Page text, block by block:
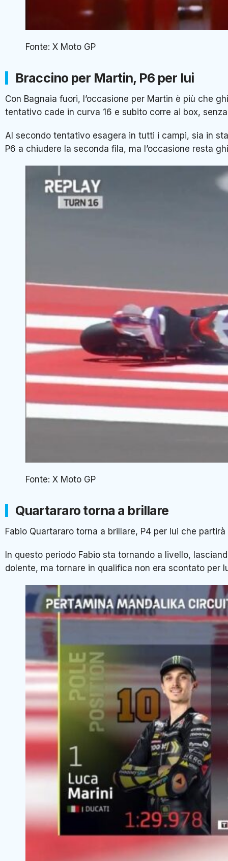
Fonte: X Moto GP
Braccino per Martin, P6 per lui
Con Bagnaia fuori, l’occasione per Martin è più che
tentativo cade in curva 16 e subito corre ai box,
Al secondo tentativo esagera in tutti i campi, sia in
P6 a chiudere la seconda fila, ma l’occasione resta
Fonte: X Moto GP
Quartararo torna a brillare
Fabio Quartararo torna a brillare, P4 per lui che
In questo periodo Fabio sta tornando a livello,
dolente, ma tornare in qualifica non era scontato per